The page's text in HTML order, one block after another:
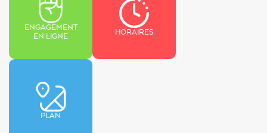
ENGAGEMENT
EN LIGNE
HORAIRES
PLAN